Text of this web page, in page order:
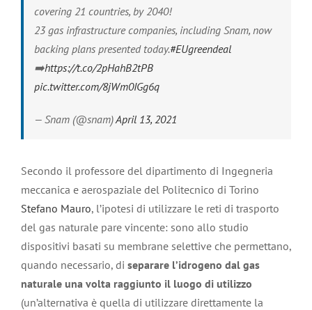
covering 21 countries, by 2040!
23 gas infrastructure companies, including Snam, now
backing plans presented today.#EUgreendeal
➡️https://t.co/2pHahB2tPB
pic.twitter.com/8jWm0IGg6q
— Snam (@snam)April 13, 2021
Secondo il professore del dipartimento di Ingegneria
meccanica e aerospaziale del Politecnico di Torino
Stefano Mauro, l’ipotesi di utilizzare le reti di trasporto
del gas naturale pare vincente: sono allo studio
dispositivi basati su membrane selettive che permettano,
quando necessario, di separare l’idrogeno dal gas
naturale una volta raggiunto il luogo di utilizzo
(un’alternativa è quella di utilizzare direttamente la